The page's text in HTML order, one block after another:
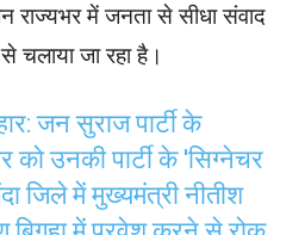
राज्यभर में जनता से सीधा संवाद
चलाया जा रहा है।
जन सुराज पार्टी के
को उनकी पार्टी के 'सिग्नेचर
जिले में मुख्यमंत्री नीतीश